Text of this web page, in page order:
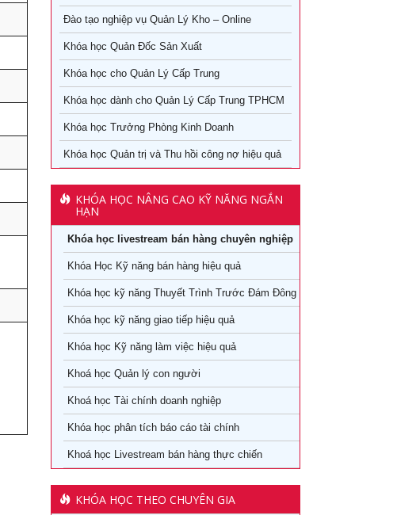
Đào tạo nghiệp vụ Quản Lý Kho – Online
Khóa học Quản Đốc Sản Xuất
Khóa học cho Quản Lý Cấp Trung
Khóa học dành cho Quản Lý Cấp Trung TPHCM
Khóa học Trưởng Phòng Kinh Doanh
Khóa học Quản trị và Thu hồi công nợ hiệu quả
KHÓA HỌC NÂNG CAO KỸ NĂNG NGẮN
HẠN
Khóa học livestream bán hàng chuyên nghiệp
Khóa Học Kỹ năng bán hàng hiệu quả
Khóa học kỹ năng Thuyết Trình Trước Đám Đông
Khóa học kỹ năng giao tiếp hiệu quả
Khóa học Kỹ năng làm việc hiệu quả
Khoá học Quản lý con người
Khoá học Tài chính doanh nghiệp
Khóa học phân tích báo cáo tài chính
Khoá học Livestream bán hàng thực chiến
KHÓA HỌC THEO CHUYÊN GIA
X
Ngày khai
giảng
29/08/2026
05/08/2026
24/08/2026
07/08/2026